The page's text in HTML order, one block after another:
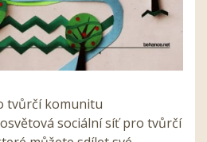
tvůrčí komunitu
sociální síť pro tvůrčí